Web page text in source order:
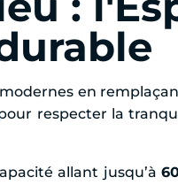
en
respecter la
allant jusqu’à